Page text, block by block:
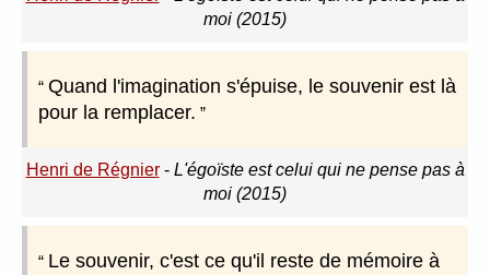
moi (2015)
Quand l'imagination s'épuise, le souvenir est là
pour la remplacer.
Henri de Régnier- L'égoïste est celui qui ne pense pas à
moi (2015)
Le souvenir, c'est ce qu'il reste de mémoire à